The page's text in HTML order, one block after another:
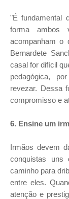
"É fundamental
forma ambos
acompanham o
Bernardete
casal for difícil
pedagógica,
revezar. Dessa
compromisso e
6. Ensine um
Irmãos devem
conquistas
caminho para
entre eles.
atenção e